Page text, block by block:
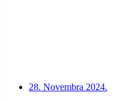
28. Novembra 2024.